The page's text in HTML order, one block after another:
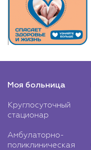
Моя больница
Круглосуточный
стационар
Амбулаторно-
поликлиническая